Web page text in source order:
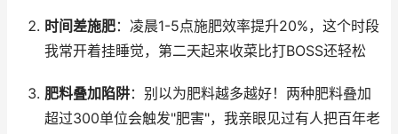
时间差施肥：凌晨1-5点施肥效率提升20%，这个时段
我常开着挂睡觉，第二天起来收菜比打BOSS还轻松
肥料叠加陷阱：别以为肥料越多越好！两种肥料叠加
超过300单位会触发"肥害"，我亲眼见过有人把百年老